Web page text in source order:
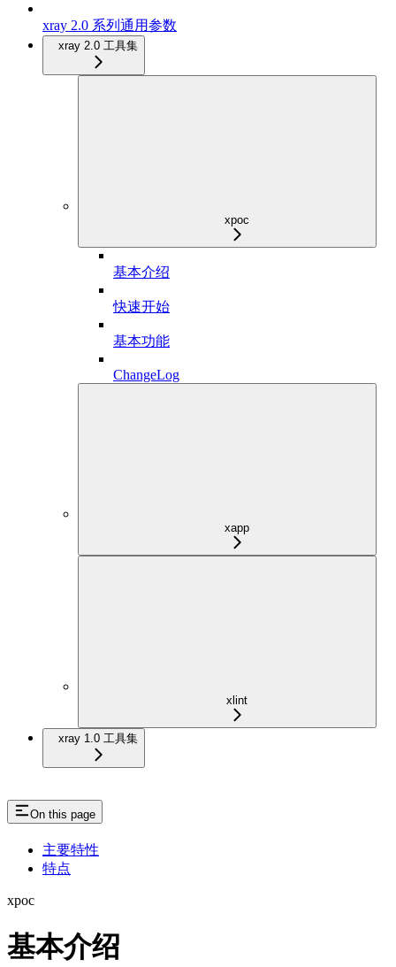
xray 2.0 系列通用参数
xray 2.0 工具集
xpoc
基本介绍
快速开始
基本功能
ChangeLog
xapp
xlint
xray 1.0 工具集
On this page
主要特性
特点
xpoc
基本介绍